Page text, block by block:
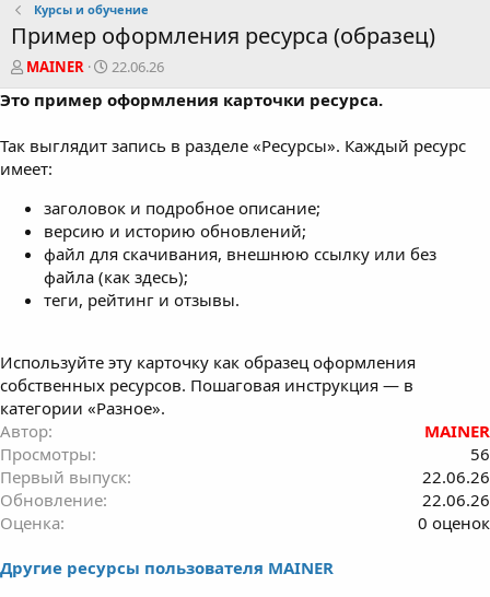
Курсы и обучение
Пример оформления ресурса (образец)
А
в
т
р
MAINER
Д
а
т
с
д
н
и
я
22.06.26
Это пример оформления карточки ресурса.
Так выглядит запись в разделе «Ресурсы». Каждый ресурс
имеет:
заголовок и подробное описание;
версию и историю обновлений;
файл для скачивания, внешнюю ссылку или без
файла (как здесь);
теги, рейтинг и отзывы.
Используйте эту карточку как образец оформления
собственных ресурсов. Пошаговая инструкция — в
категории «Разное».
Автор
MAINER
Просмотры
56
Первый выпуск
22.06.26
Обновление
22.06.26
Оценка
0
0 оценок
Другие ресурсы пользователя MAINER